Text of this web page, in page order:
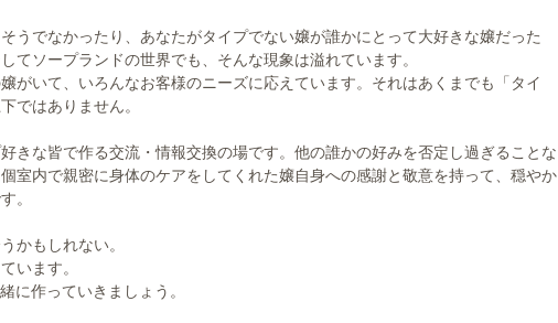
うでなかったり、あなたがタイプでない嬢が誰かにとって大好きな嬢だった
てソープランドの世界でも、そんな現象は溢れています。
がいて、いろんなお客様のニーズに応えています。それはあくまでも「タイ
ではありません。
きな皆で作る交流・情報交換の場です。他の誰かの好みを否定し過ぎることな
室内で親密に身体のケアをしてくれた嬢自身への感謝と敬意を持って、穏やか
。
かもしれない。
います。
に作っていきましょう。